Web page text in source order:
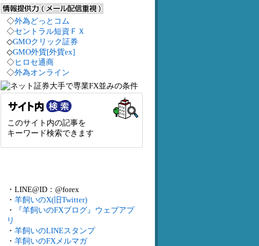
◇外為どっとコム
◇セントラル短資ＦＸ
◇GMOクリック証券
◇GMO外貨[外貨ex]
◇ヒロセ通商
◇外為オンライン
このサイト内の記事を
キーワード検索できます
・LINE@ID：@forex
・ 羊飼いのX(旧Twitter)
・
『羊飼いのFXブログ』ウェブアプ
リ
・ 羊飼いのLINEスタンプ
・ 羊飼いのFXメルマガ